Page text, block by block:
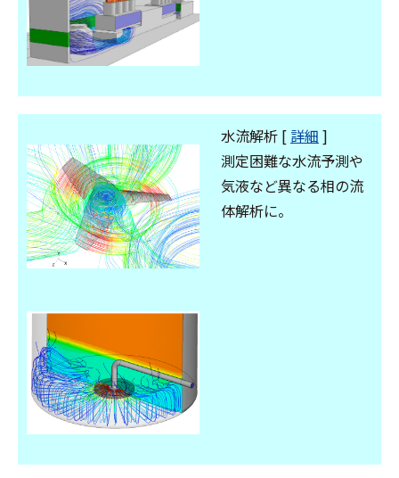
水流解析 [ 詳細 ]
測定困難な水流予測や
気液など異なる相の流
体解析に。